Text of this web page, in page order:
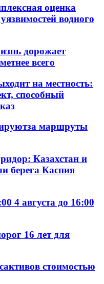
оценка
водного
дорожает
всего
на местность:
способный
маршруты
Казахстан и
берега Каспия
4 августа до 16:00
16 лет для
стоимостью